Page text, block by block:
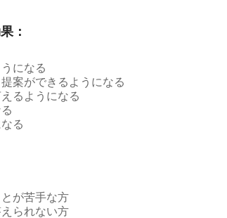
：
になる
案ができるようになる
るようになる
る
が苦手な方
られない方